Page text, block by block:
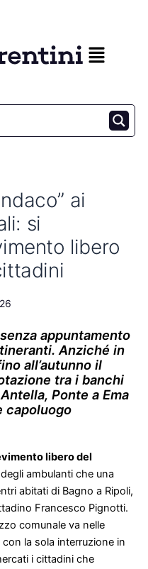
ai
si
libero
appuntamento
Anziché in
all’autunno il
tra i banchi
Ponte a Ema
capoluogo
libero del
ambulanti che una
abitati di Bagno a Ripoli,
Francesco Pignotti.
comunale va nelle
la sola interruzione in
i cittadini che